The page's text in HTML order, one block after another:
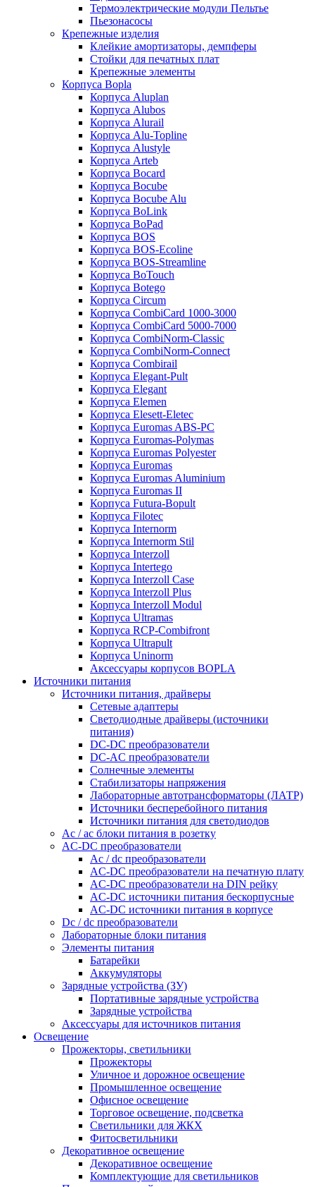
Термоэлектрические модули Пельтье
Пьезонасосы
Крепежные изделия
Клейкие амортизаторы, демпферы
Стойки для печатных плат
Крепежные элементы
Корпуса Bopla
Корпуса Aluplan
Корпуса Alubos
Корпуса Alurail
Корпуса Alu-Topline
Корпуса Alustyle
Корпуса Arteb
Корпуса Bocard
Корпуса Bocube
Корпуса Bocube Alu
Корпуса BoLink
Корпуса BoPad
Корпуса BOS
Корпуса BOS-Ecoline
Корпуса BOS-Streamline
Корпуса BoTouch
Корпуса Botego
Корпуса Circum
Корпуса CombiCard 1000-3000
Корпуса CombiCard 5000-7000
Корпуса CombiNorm-Classic
Корпуса CombiNorm-Connect
Корпуса Combirail
Корпуса Elegant-Pult
Корпуса Elegant
Корпуса Elemen
Корпуса Elesett-Eletec
Корпуса Euromas ABS-PC
Корпуса Euromas-Polymas
Корпуса Euromas Polyester
Корпуса Euromas
Корпуса Euromas Aluminium
Корпуса Euromas II
Корпуса Futura-Bopult
Корпуса Filotec
Корпуса Internorm
Корпуса Internorm Stil
Корпуса Interzoll
Корпуса Intertego
Корпуса Interzoll Case
Корпуса Interzoll Plus
Корпуса Interzoll Modul
Корпуса Ultramas
Корпуса RCP-Combifront
Корпуса Ultrapult
Корпуса Uninorm
Аксессуары корпусов BOPLA
Источники питания
Источники питания, драйверы
Сетевые адаптеры
Светодиодные драйверы (источники
питания)
DC-DC преобразователи
DC-AC преобразователи
Солнечные элементы
Стабилизаторы напряжения
Лабораторные автотрансформаторы (ЛАТР)
Источники бесперебойного питания
Источники питания для светодиодов
Ac / ac блоки питания в розетку
AC-DC преобразователи
Ac / dc преобразователи
AC-DC преобразователи на печатную плату
AC-DC преобразователи на DIN рейку
AC-DC источники питания бескорпусные
AC-DC источники питания в корпусе
Dc / dc преобразователи
Лабораторные блоки питания
Элементы питания
Батарейки
Аккумуляторы
Зарядные устройства (ЗУ)
Портативные зарядные устройства
Зарядные устройства
Аксессуары для источников питания
Освещение
Прожекторы, светильники
Прожекторы
Уличное и дорожное освещение
Промышленное освещение
Офисное освещение
Торговое освещение, подсветка
Светильники для ЖКХ
Фитосветильники
Декоративное освещение
Декоративное освещение
Комплектующие для светильников